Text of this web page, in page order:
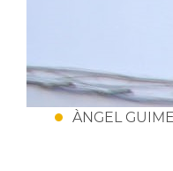
ÀNGEL